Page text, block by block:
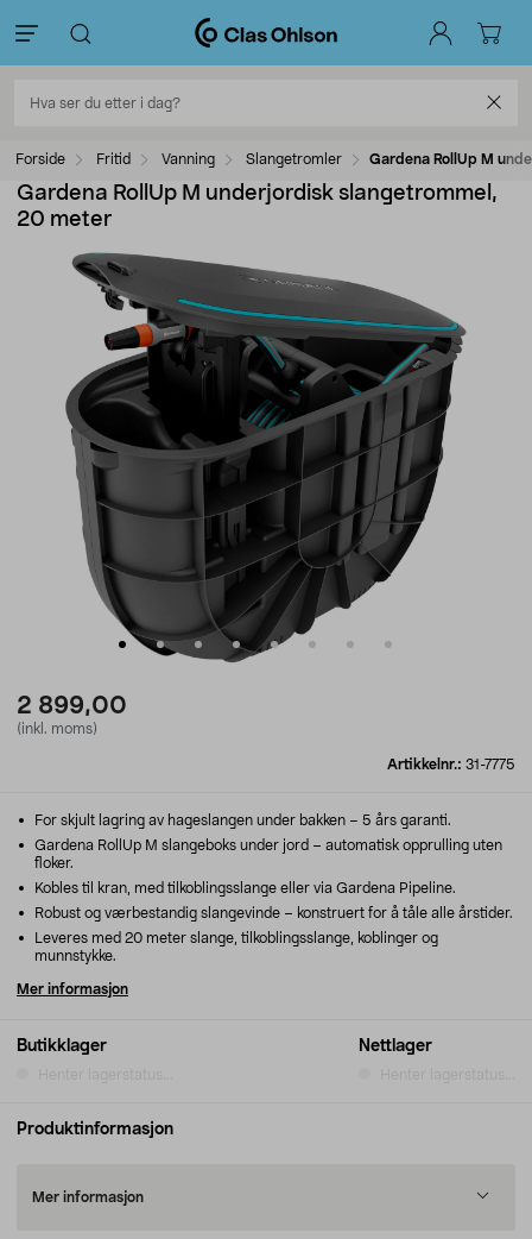
Forside Fritid Vanning Slangetromler Gardena RollUp M
Gardena RollUp M underjordisk slangetrommel,
20 meter
2 899,00
(inkl. moms)
Artikkelnr.: 31-7775
Butikklager Nettlager
For skjult lagring av hageslangen under bakken – 5 års garanti.
Gardena RollUp M slangeboks under jord – automatisk opprulling uten
floker.
Kobles til kran, med tilkoblingsslange eller via Gardena Pipeline.
Robust og værbestandig slangevinde – konstruert for å tåle alle årstider.
Leveres med 20 meter slange, tilkoblingsslange, koblinger og
munnstykke.
Mer informasjon
Produktinformasjon
Mer informasjon